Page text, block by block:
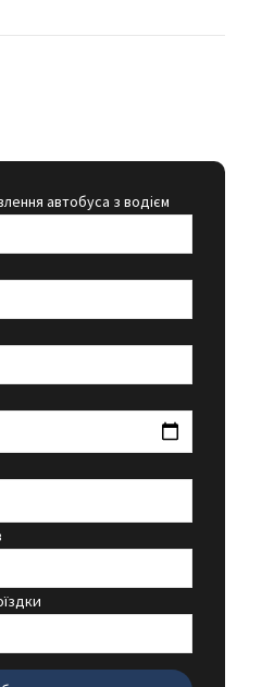
автобуса з водієм